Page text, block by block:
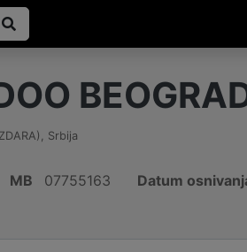
, Srbija
MB 07755163 Datum